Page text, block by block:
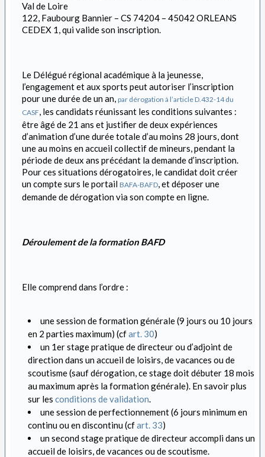
Val de Loire
122, Faubourg Bannier – CS 74204 – 45042 ORLEANS
CEDEX 1, qui valide son inscription.
Le Délégué régional académique à la jeunesse,
l’engagement et aux sports peut autoriser l’inscription
pour une durée de un an, par dérogation à l’article D.432-14 du
CASF, les candidats réunissant les conditions suivantes :
être âgé de 21 ans et justifier de deux expériences
d’animation d’une durée totale d’au moins 28 jours, dont
une au moins en accueil collectif de mineurs, pendant la
période de deux ans précédant la demande d’inscription.
Pour ces situations dérogatoires, le candidat doit créer
un compte surs le portail BAFA-BAFD, et déposer une
demande de dérogation via son compte en ligne.
Déroulement de la formation BAFD
Elle comprend dans l’ordre :
une session de formation générale (9 jours ou 10 jours
en 2 parties maximum) (cfart. 30)
un 1er stage pratique de directeur ou d’adjoint de
direction dans un accueil de loisirs, de vacances ou de
scoutisme (sauf dérogation, ce stage doit débuter 18 mois
au maximum après la formation générale). En savoir plus
sur les conditions de validation.
une session de perfectionnement (6 jours minimum en
continu ou en discontinu (cfart. 33)
un second stage pratique de directeur accompli dans un
accueil de loisirs, de vacances ou de scoutisme.